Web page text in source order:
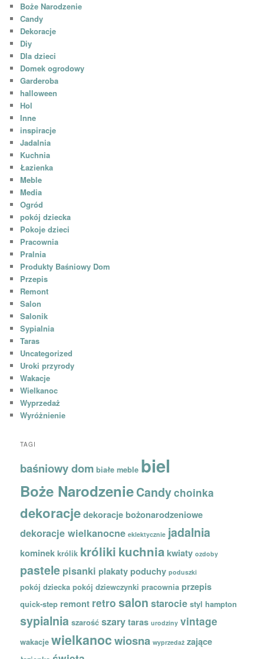
Boże Narodzenie
Candy
Dekoracje
Diy
Dla dzieci
Domek ogrodowy
Garderoba
halloween
Hol
Inne
inspiracje
Jadalnia
Kuchnia
Łazienka
Meble
Media
Ogród
pokój dziecka
Pokoje dzieci
Pracownia
Pralnia
Produkty Baśniowy Dom
Przepis
Remont
Salon
Salonik
Sypialnia
Taras
Uncategorized
Uroki przyrody
Wakacje
Wielkanoc
Wyprzedaż
Wyróżnienie
TAGI
baśniowy dom białe meble biel
Boże NarodzenieCandychoinka
dekoracjedekoracje bożonarodzeniowe
dekoracje wielkanocne eklektycznie jadalnia
kominek królik króliki kuchnia kwiaty ozdoby
pastele pisanki plakatypoduchy poduszki
pokój dziecka pokój dziewczynki pracownia przepis
quick-step remont retro salon starocie styl hampton
sypialnia szarość szarytaras urodziny vintage
wakacje wielkanocwiosna wyprzedaż zające